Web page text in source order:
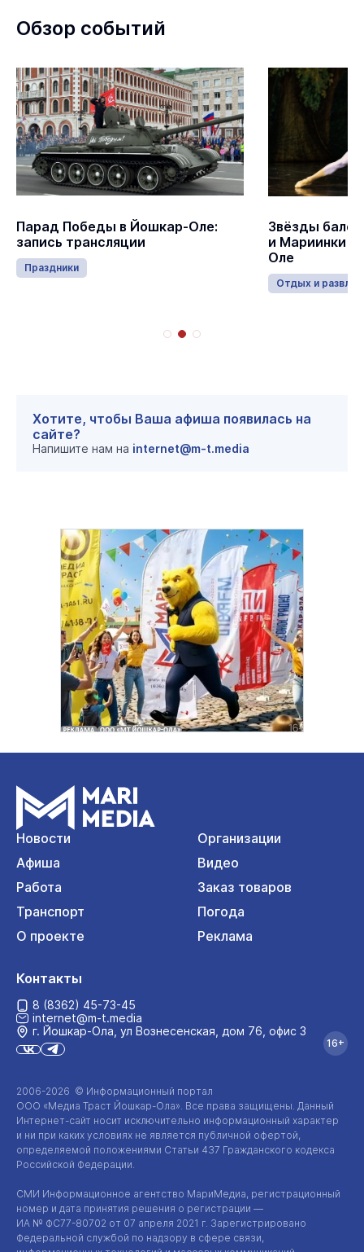
Обзор событий
Парад Победы в Йошкар-Оле:
запись трансляции
Праздники
Звёзды
и Мариинки
Оле
Отдых и
Хотите, чтобы Ваша афиша появилась на
сайте?
Напишите нам на internet@m-t.media
Новости
Организации
Афиша
Видео
Работа
Заказ товаров
Транспорт
Погода
О проекте
Реклама
2006-2026 © Информационный портал
ООО «Медиа Траст Йошкар-Ола». Все права защищены. Данный
Интернет-сайт носит исключительно информационный характер
и ни при каких условиях не является публичной офертой,
определяемой положениями Статьи 437 Гражданского кодекса
Российской Федерации.
СМИ Информационное агентство МариМедиа, регистрационный
номер и дата принятия решения о регистрации —
ИА № ФС77-80702 от 07 апреля 2021 г. Зарегистрировано
Федеральной службой по надзору в сфере связи,
Контакты
8 (8362) 45-73-45
internet@m-t.media
г. Йошкар‑Ола, ул Вознесенская, дом 76, офис 3
16+